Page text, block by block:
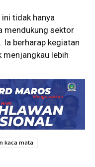
tidak hanya
mendukung sektor
Ia berharap kegiatan
menjangkau lebih
kaca mata